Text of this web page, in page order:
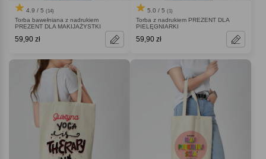
4.9 / 5 (14)
Torba bawełniana z nadrukiem
PREZENT DLA MAKIJAŻYSTKI
59,90 zł
5.0 / 5 (1)
Torba z nadrukiem PREZENT DLA
PIELĘGNIARKI
59,90 zł